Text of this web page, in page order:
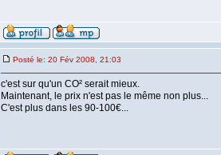
Posté le: 20 Fév 2008, 21:03
c'est sur qu'un CO² serait mieux.
Maintenant, le prix n'est pas le même non plus...
C'est plus dans les 90-100€...